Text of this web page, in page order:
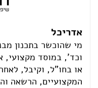
אדריכל
מי שהוכשר בתכנון
וכד', במוסד מקצועי,
או בחו"ל, וקיבל,
המקצועיים, הרשאה